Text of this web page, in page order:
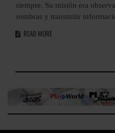
siempre. Su misión era
sombras y transmitir
READ MORE